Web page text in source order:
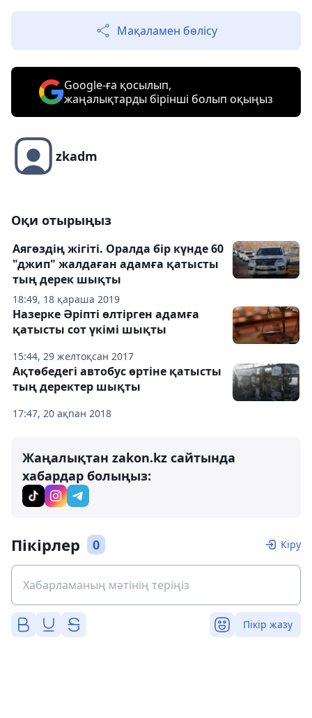
Мақаламен бөлісу
Google-ға қосылып,
жаңалықтарды бірінші болып оқыңыз
zkadm
Оқи отырыңыз
18:49, 18 қараша 2019
Аягөздің жігіті. Оралда бір күнде 60
"джип" жалдаған адамға қатысты
тың дерек шықты
15:44, 29 желтоқсан 2017
Назерке Әріпті өлтірген адамға
қатысты сот үкімі шықты
17:47, 20 ақпан 2018
Ақтөбедегі автобус өртіне қатысты
тың деректер шықты
Жаңалықтан zakon.kz сайтында
хабардар болыңыз:
Пікірлер 0 Кіру
Пікір жазу